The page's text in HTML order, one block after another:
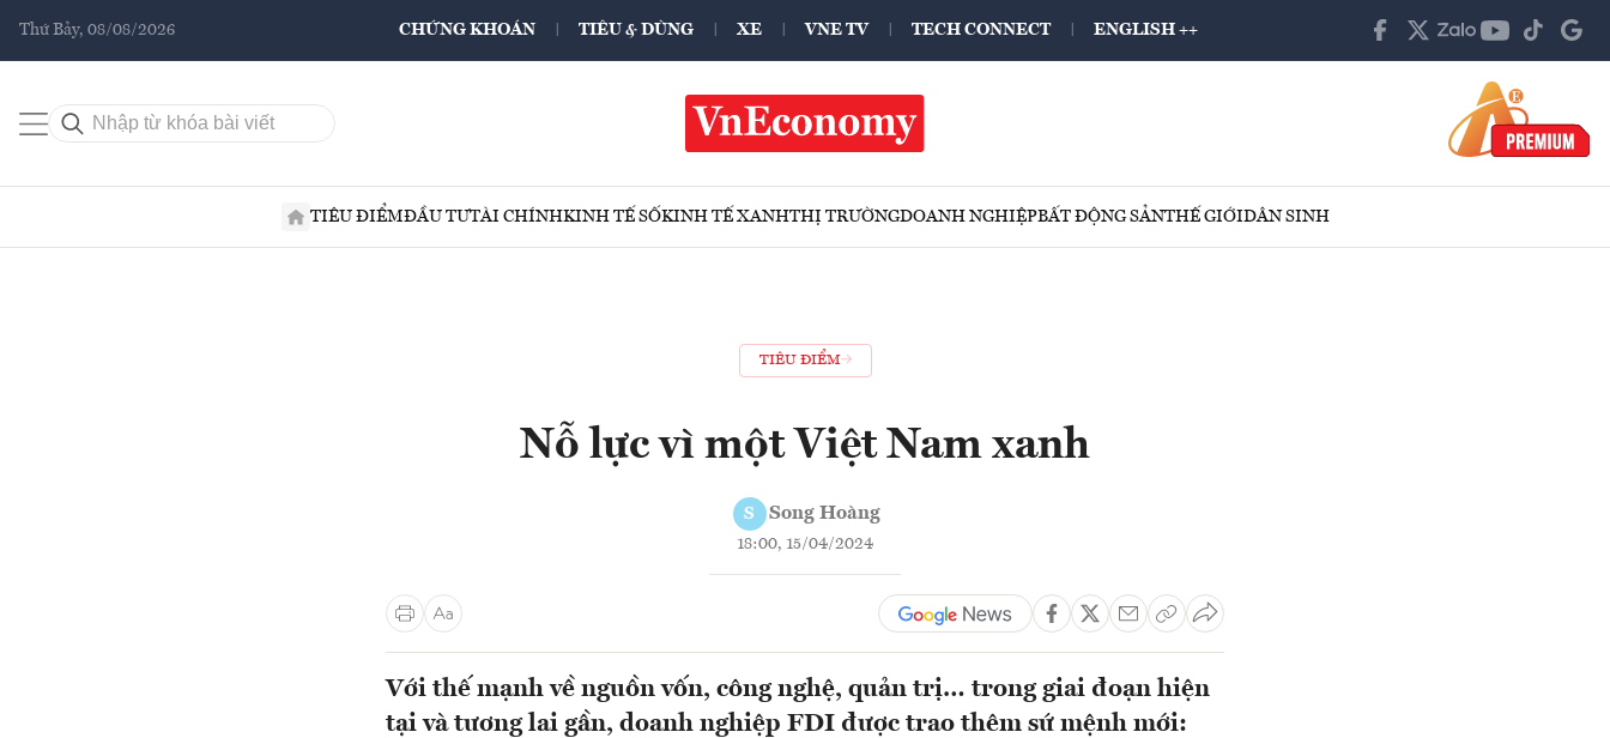
Thứ Bảy, 08/08/2026 CHỨNG KHOÁN TIÊU & DÙNG XE VNE TV TECH CONNECT ENGLISH ++
TIÊU ĐIỂMĐẦU TƯTÀI CHÍNHKINH TẾ SỐKINH TẾ XANHTHỊ TRƯỜNGDOANH NGHIỆPBẤT ĐỘNG SẢNTHẾ GIỚIDÂN SINH
TIÊU ĐIỂM
Nỗ lực vì một Việt Nam xanh
S Song Hoàng
18:00, 15/04/2024
Với thế mạnh về nguồn vốn, công nghệ, quản trị… trong giai đoạn hiện
tại và tương lai gần, doanh nghiệp FDI được trao thêm sứ mệnh mới: